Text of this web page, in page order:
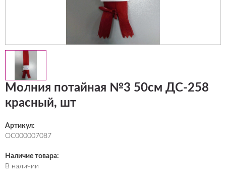
Молния потайная №3 50см ДС-258
красный, шт
Артикул:
ОС000007087
Наличие товара:
В наличии